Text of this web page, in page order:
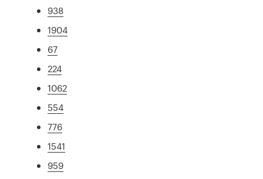
938
1904
67
224
1062
554
776
1541
959